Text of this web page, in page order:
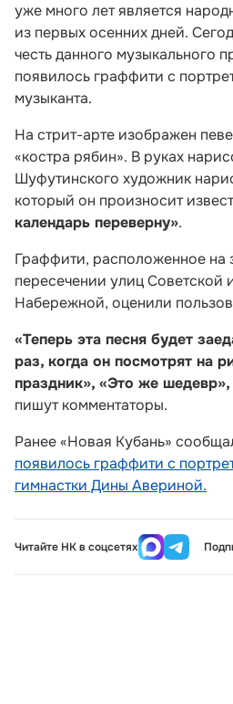
уже много лет является
из первых осенних дней.
честь данного музыкального
появилось граффити с
музыканта.
На стрит-арте изображен
«костра рябин». В руках
Шуфутинского художник
который он произносит
календарь переверну».
Граффити, расположенное на
пересечении улиц Советской
Набережной, оценили
«Теперь эта песня будет
раз, когда он посмотрят на
праздник», «Это же
пишут комментаторы.
Ранее «Новая Кубань»
появилось граффити с
гимнастки Дины Авериной.
Читайте НК в соцсетях